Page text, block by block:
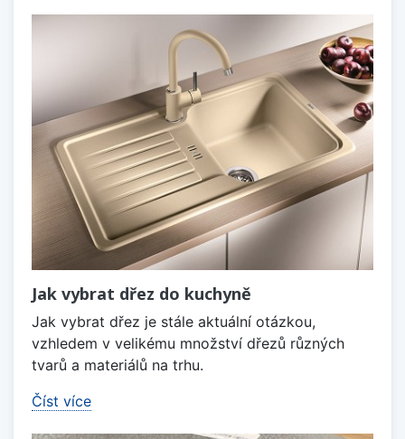
Jak vybrat dřez do kuchyně
Jak vybrat dřez je stále aktuální otázkou,
vzhledem v velikému množství dřezů různých
tvarů a materiálů na trhu.
Číst více